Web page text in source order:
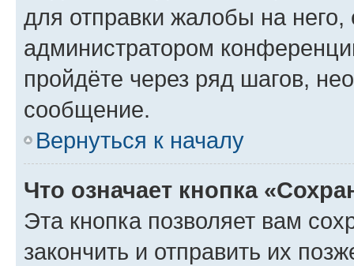
для отправки жалобы на
администратором
пройдёте через ряд шагов,
сообщение.
Вернуться к началу
Что означает кнопка
Эта кнопка позволяет вам
закончить и отправить их